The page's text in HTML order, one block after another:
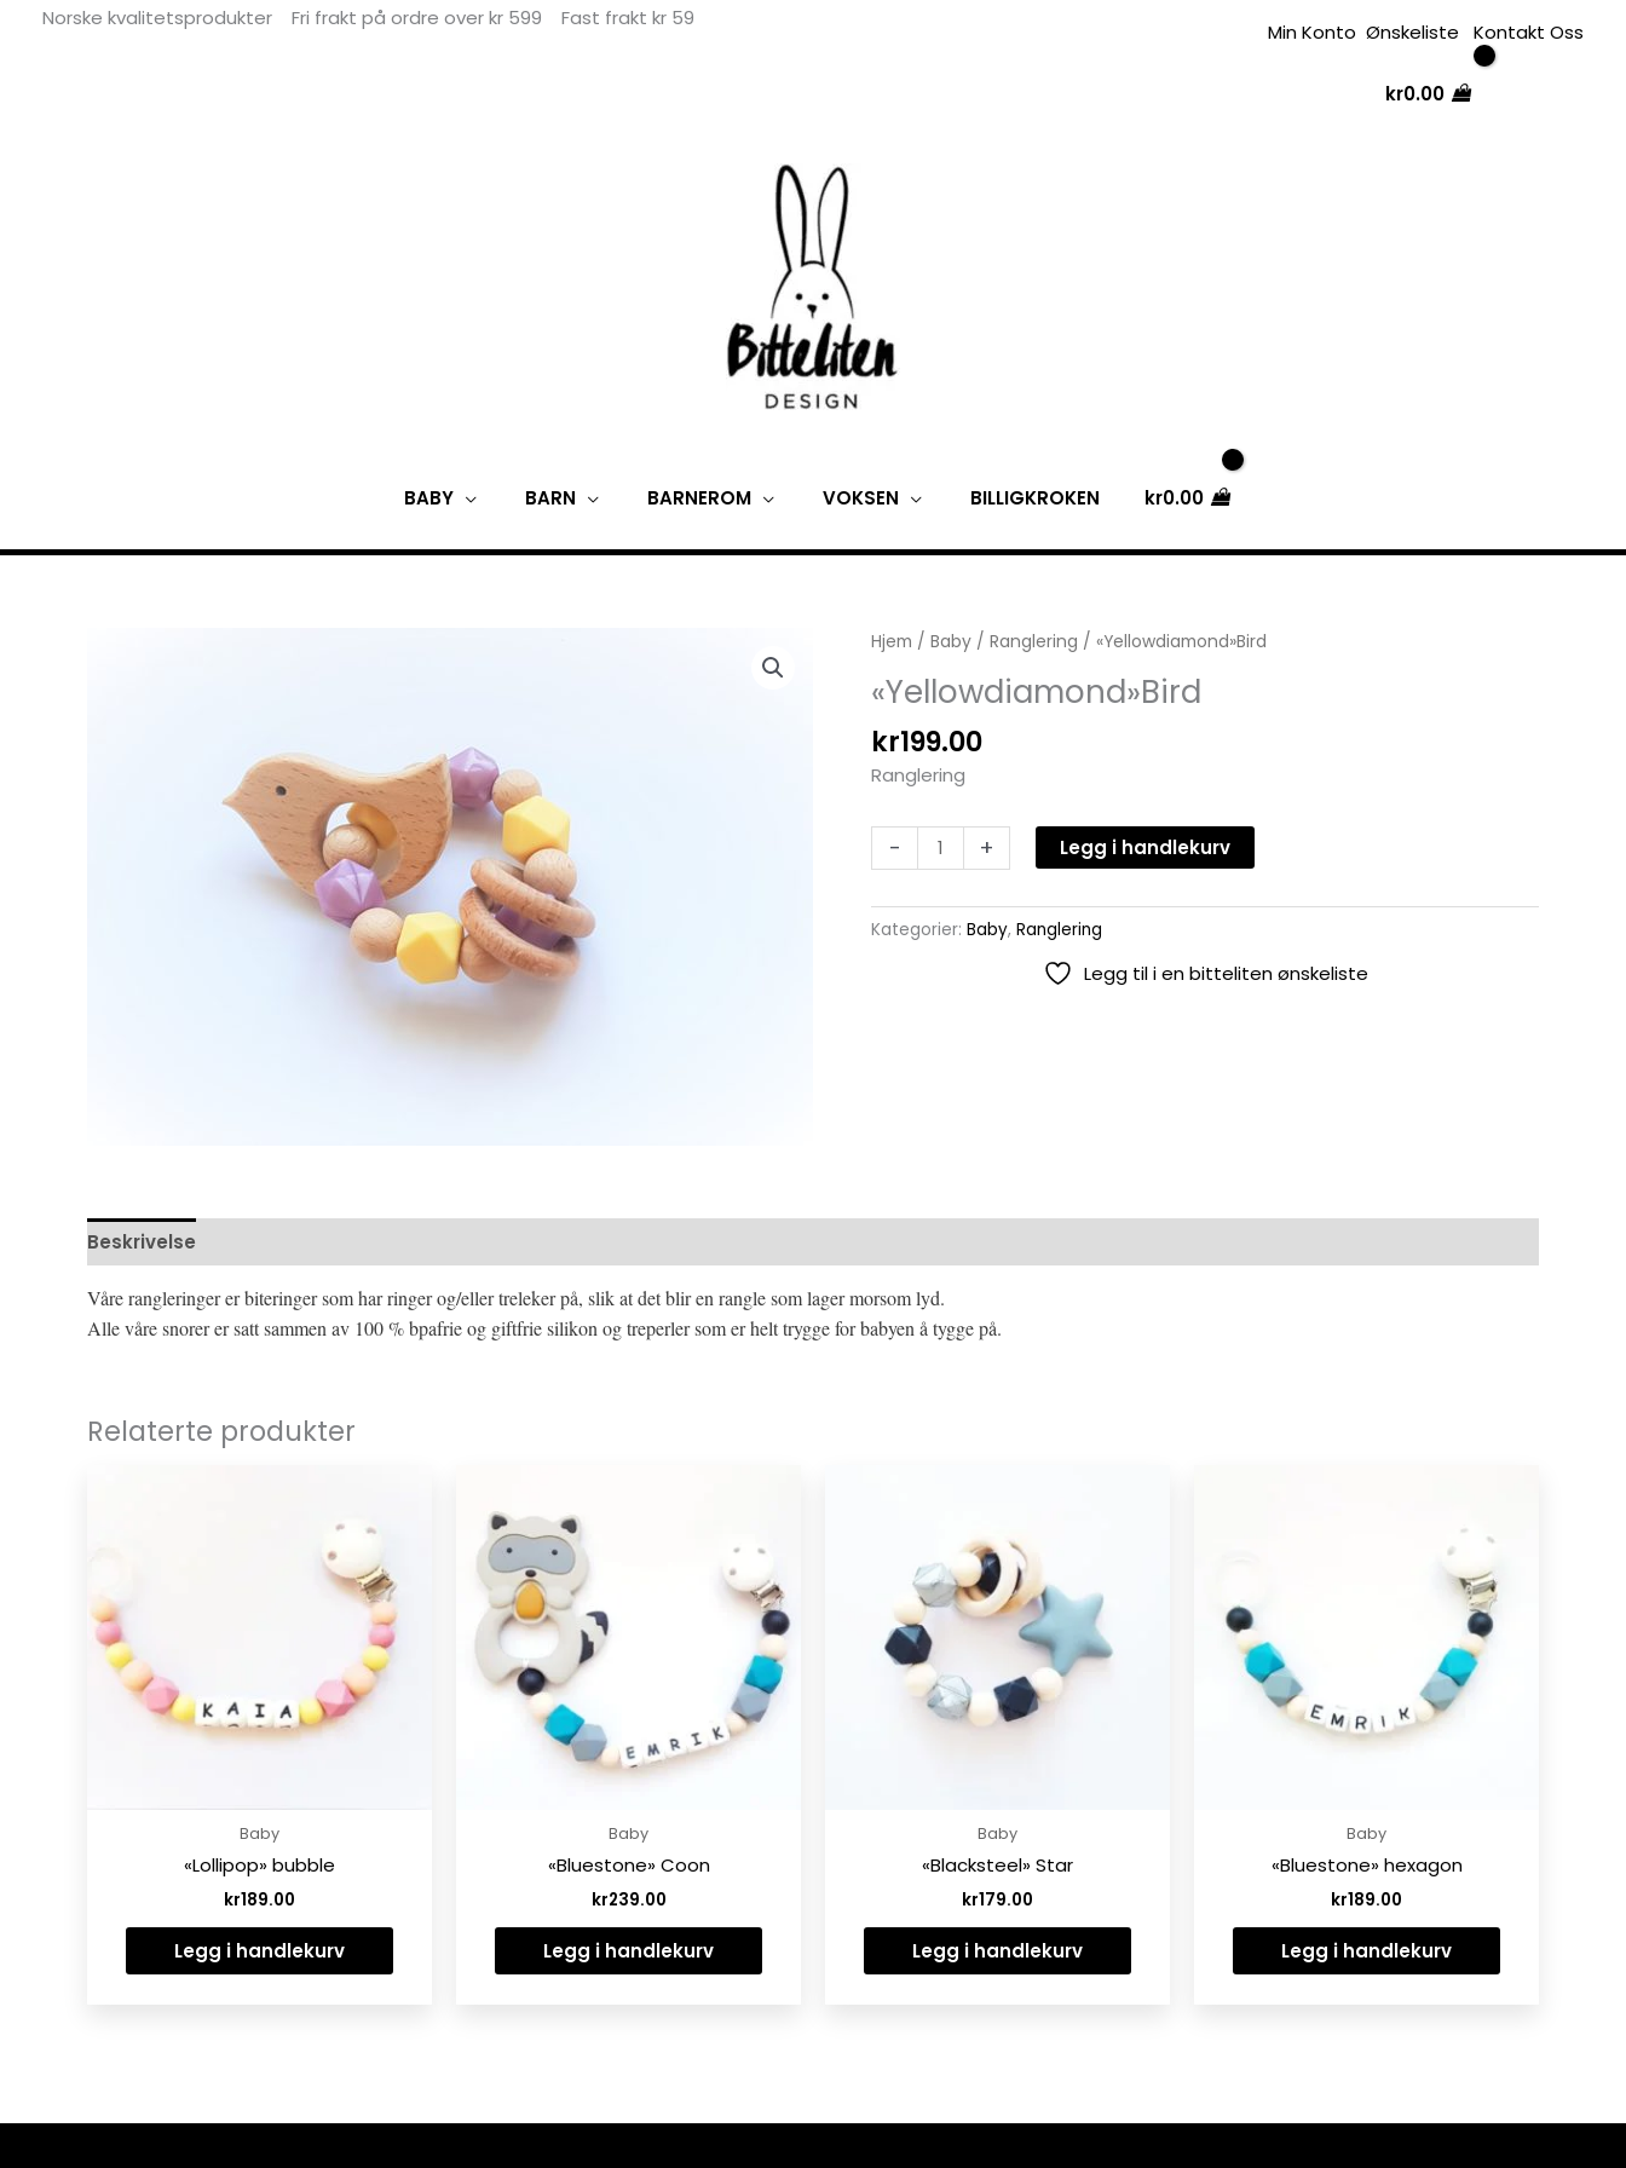
HoppNorske kvalitetsprodukter Fri frakt på ordre over kr 599 Fast frakt kr 59
Min Konto Ønskeliste Kontakt Oss
kr0.00
BABY BARN BARNEROM VOKSEN BILLIGKROKEN kr0.00
Hjem / Baby / Ranglering / «Yellowdiamond»Bird
«Yellowdiamond»Bird
kr199.00
Ranglering
-
"Yellowdiamond"Bird
+ Legg i handlekurv
Kategorier: Baby, Ranglering
Legg til i en bitteliten ønskeliste
Beskrivelse
Våre rangleringer er biteringer som har ringer og/eller treleker på, slik at det blir en rangle som lager morsom lyd.
Alle våre snorer er satt sammen av 100 % bpafrie og giftfrie silikon og treperler som er helt trygge for babyen å tygge på.
Relaterte produkter
Baby
«Lollipop» bubble
kr189.00
Legg i handlekurv
Baby
«Bluestone» Coon
kr239.00
Legg i handlekurv
Baby
«Blacksteel» Star
kr179.00
Legg i handlekurv
Baby
«Bluestone» hexagon
kr189.00
Legg i handlekurv